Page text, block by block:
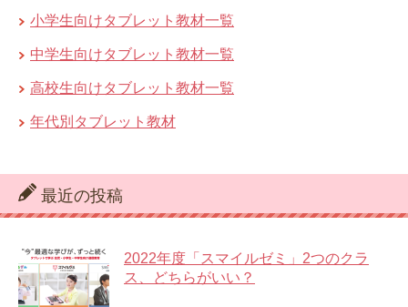
小学生向けタブレット教材一覧
中学生向けタブレット教材一覧
高校生向けタブレット教材一覧
年代別タブレット教材
最近の投稿
2022年度「スマイルゼミ」2つのクラ
ス、どちらがいい？